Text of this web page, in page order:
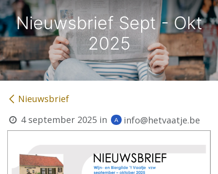
Nieuwsbrief Sept - Okt
2025
Nieuwsbrief
4 september 2025 in info@hetvaatje.be